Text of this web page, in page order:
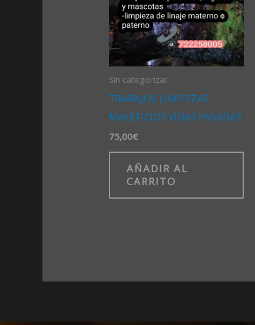
Sin categorizar
TRABAJOS LIMPIEZAS
MALEFICIOS VIDAS PASADAS
75,00€
AÑADIR AL
CARRITO